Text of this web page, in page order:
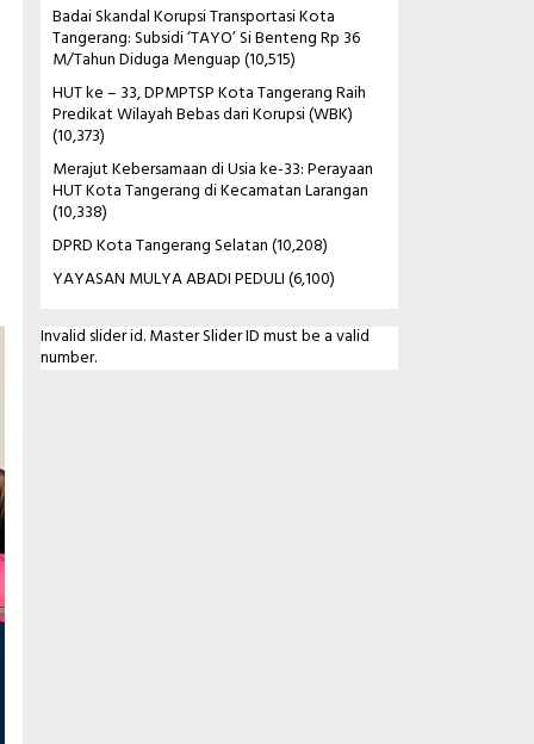
Badai Skandal Korupsi Transportasi Kota
Tangerang: Subsidi ‘TAYO’ Si Benteng Rp 36
M/Tahun Diduga Menguap(10,515)
HUT ke – 33, DPMPTSP Kota Tangerang Raih
Predikat Wilayah Bebas dari Korupsi (WBK)
(10,373)
Merajut Kebersamaan di Usia ke-33: Perayaan
HUT Kota Tangerang di Kecamatan Larangan
(10,338)
DPRD Kota Tangerang Selatan(10,208)
YAYASAN MULYA ABADI PEDULI(6,100)
Invalid slider id. Master Slider ID must be a valid
number.